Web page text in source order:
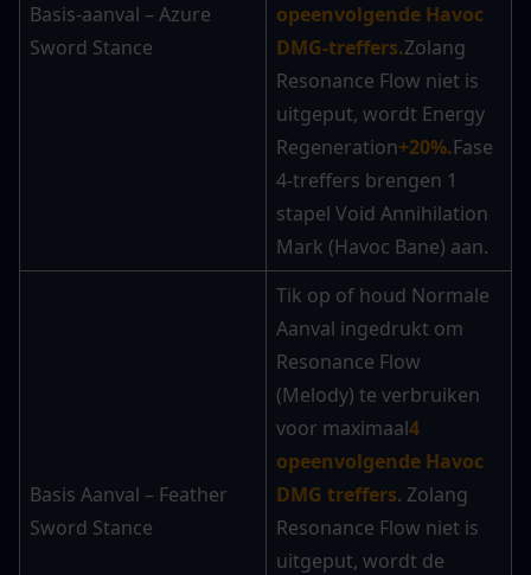
Basis-aanval – Azure
Sword Stance
opeenvolgende Havoc
DMG-treffers.Zolang
Resonance Flow niet is
uitgeput, wordt Energy
Regeneration+20%.Fase
4-treffers brengen 1
stapel Void Annihilation
Mark (Havoc Bane) aan.
Basis Aanval – Feather
Sword Stance
Tik op of houd Normale
Aanval ingedrukt om
Resonance Flow
(Melody) te verbruiken
voor maximaal4
opeenvolgende Havoc
DMG treffers. Zolang
Resonance Flow niet is
uitgeput, wordt de